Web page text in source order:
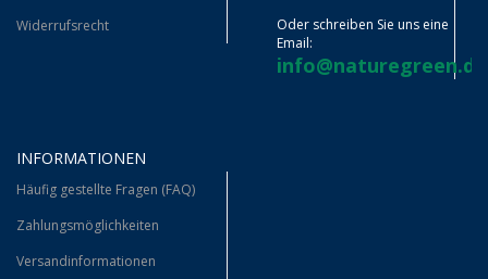
Widerrufsrecht
Oder schreiben Sie uns eine
Email:
info@naturegreen.de
INFORMATIONEN
Häufig gestellte Fragen (FAQ)
Zahlungsmöglichkeiten
Versandinformationen